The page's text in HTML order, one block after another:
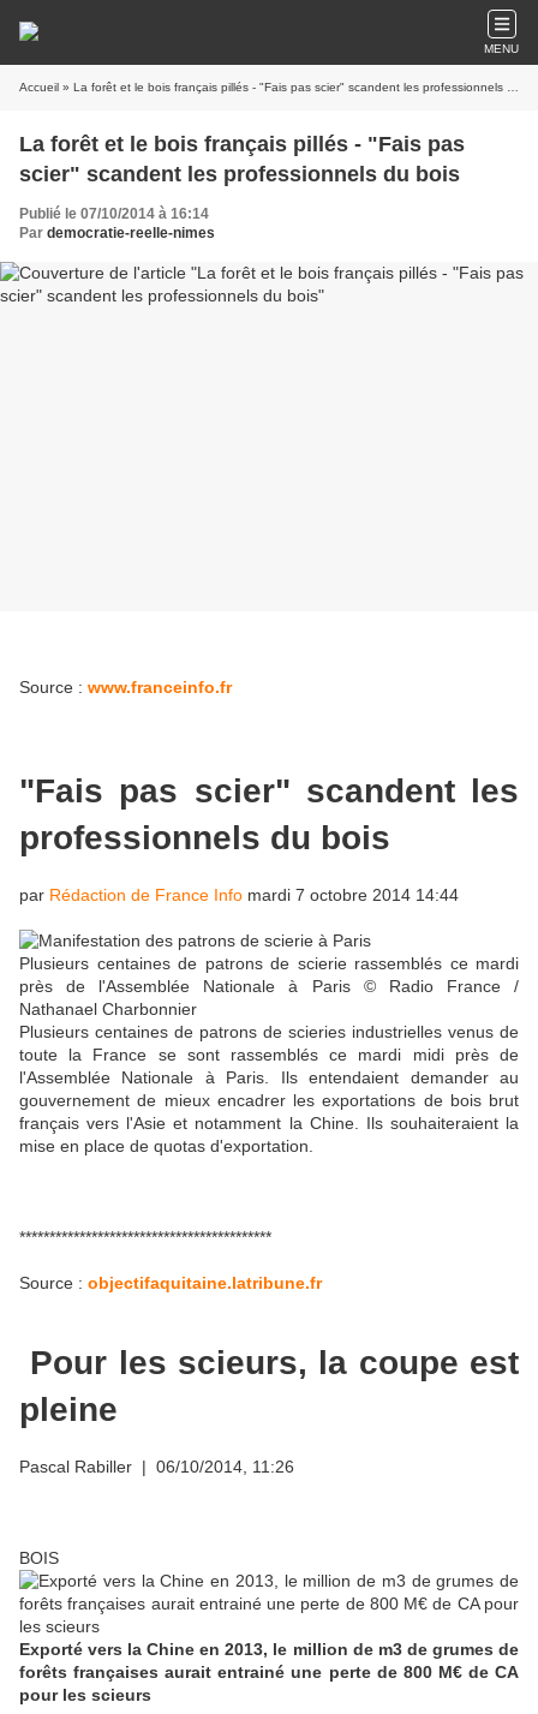
MENU
Accueil » La forêt et le bois français pillés - "Fais pas scier" scandent les professionnels du bois
La forêt et le bois français pillés - "Fais pas
scier" scandent les professionnels du bois
Publié le 07/10/2014 à 16:14
Par democratie-reelle-nimes
Source : www.franceinfo.fr
"Fais pas scier" scandent les
professionnels du bois
par Rédaction de France Info mardi 7 octobre 2014 14:44
Plusieurs centaines de patrons de scierie rassemblés ce mardi
près de l'Assemblée Nationale à Paris © Radio France /
Nathanael Charbonnier
Plusieurs centaines de patrons de scieries industrielles venus de
toute la France se sont rassemblés ce mardi midi près de
l'Assemblée Nationale à Paris. Ils entendaient demander au
gouvernement de mieux encadrer les exportations de bois brut
français vers l'Asie et notamment la Chine. Ils souhaiteraient la
mise en place de quotas d'exportation.
******************************************
Source : objectifaquitaine.latribune.fr
Pour les scieurs, la coupe est
pleine
Pascal Rabiller | 06/10/2014, 11:26
BOIS
Exporté vers la Chine en 2013, le million de m3 de grumes de
forêts françaises aurait entrainé une perte de 800 M€ de CA
pour les scieurs